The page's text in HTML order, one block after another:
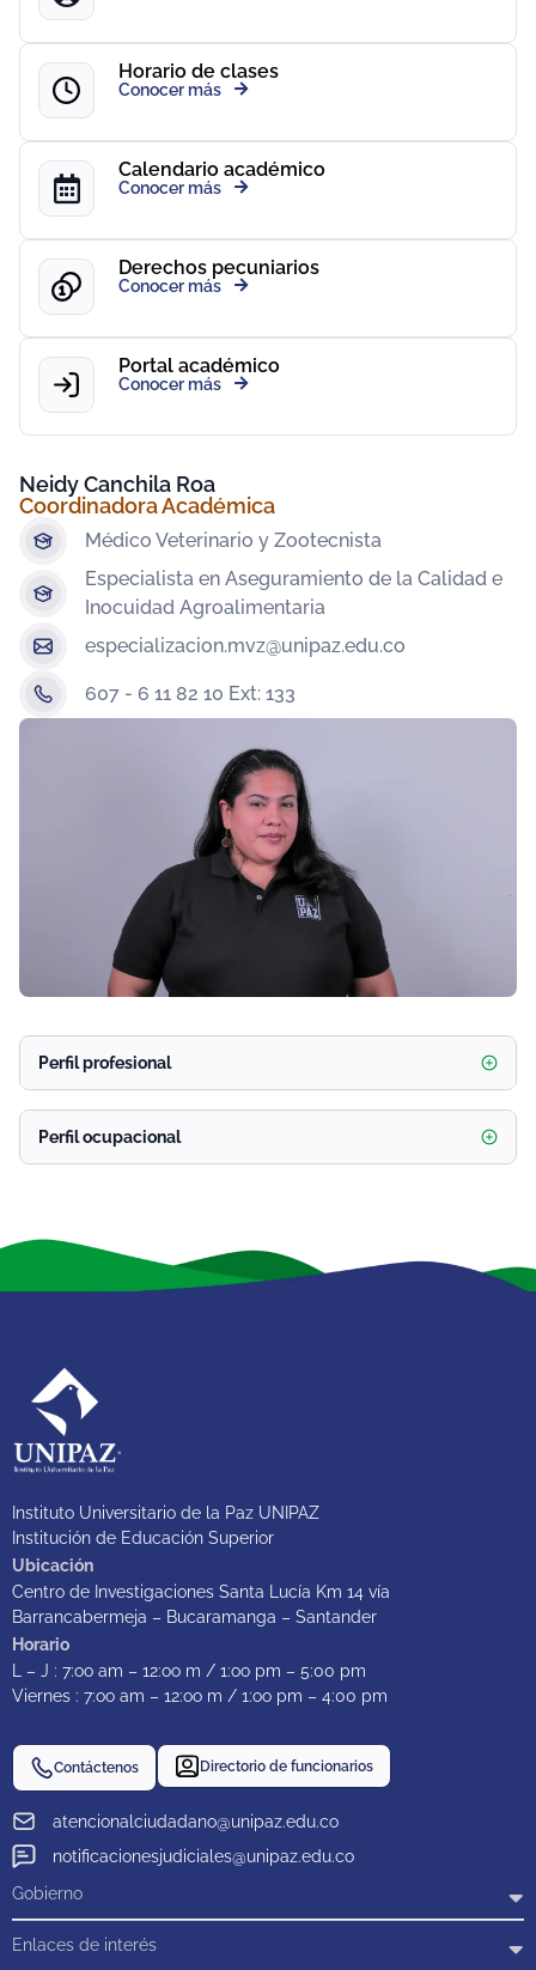
Horario de clases
Conocer más
Calendario académico
Conocer más
Derechos pecuniarios
Conocer más
Portal académico
Conocer más
Neidy Canchila Roa
Coordinadora Académica
Médico Veterinario y Zootecnista
Especialista en Aseguramiento de la Calidad e
Inocuidad Agroalimentaria
especializacion.mvz@unipaz.edu.co
607 - 6 11 82 10 Ext: 133
Perfil profesional
Perfil ocupacional
Instituto Universitario de la Paz UNIPAZ
Institución de Educación Superior
Ubicación
Centro de Investigaciones Santa Lucía Km 14 vía
Barrancabermeja – Bucaramanga – Santander
Horario
L – J : 7:oo am – 12:oo m / 1:oo pm – 5:00 pm
Viernes : 7:oo am – 12:oo m / 1:oo pm – 4:00 pm
atencionalciudadano@unipaz.edu.co
notificacionesjudiciales@unipaz.edu.co
Contáctenos Directorio de funcionarios
Gobierno
Enlaces de interés